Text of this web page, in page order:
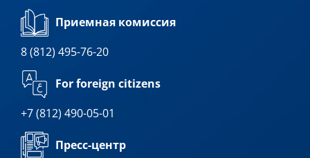
Приемная комиссия
8 (812) 495-76-20
For foreign citizens
+7 (812) 490-05-01
Пресс-центр